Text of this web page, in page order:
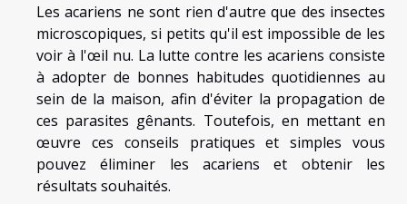
Les acariens ne sont rien d'autre que des insectes
microscopiques, si petits qu'il est impossible de les
voir à l'œil nu. La lutte contre les acariens consiste
à adopter de bonnes habitudes quotidiennes au
sein de la maison, afin d'éviter la propagation de
ces parasites gênants. Toutefois, en mettant en
œuvre ces conseils pratiques et simples vous
pouvez éliminer les acariens et obtenir les
résultats souhaités.